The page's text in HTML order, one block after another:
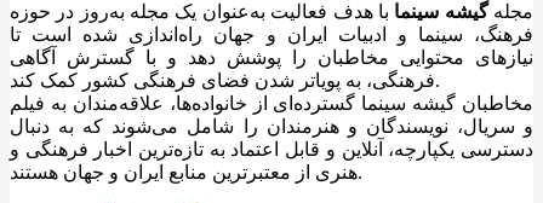
مجلهگیشه سینما با هدف فعالیت به‌عنوان یک مجله به‌روز در حوزه
فرهنگ، سینما و ادبیات ایران و جهان راه‌اندازی شده است تا
نیازهای محتوایی مخاطبان را پوشش دهد و با گسترش آگاهی
فرهنگی، به پویاتر شدن فضای فرهنگی کشور کمک کند.
مخاطبان گیشه سینما گسترده‌ای از خانواده‌ها، علاقه‌مندان به فیلم
و سریال، نویسندگان و هنرمندان را شامل می‌شوند که به دنبال
دسترسی یکپارچه، آنلاین و قابل اعتماد به تازه‌ترین اخبار فرهنگی و
هنری از معتبرترین منابع ایران و جهان هستند.